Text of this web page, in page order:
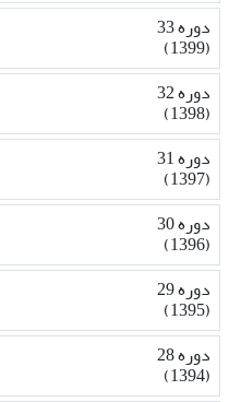
دوره 33
(1399)
دوره 32
(1398)
دوره 31
(1397)
دوره 30
(1396)
دوره 29
(1395)
دوره 28
(1394)